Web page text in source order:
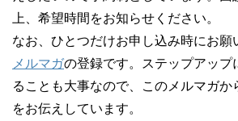
上、希望時間をお知らせください。
なお、ひとつだけお申し込み時にお願
メルマガの登録です。ステップアップ
ることも大事なので、このメルマガか
をお伝えしています。